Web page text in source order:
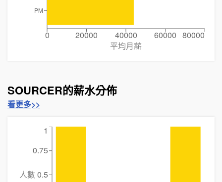
0 20000 40000 60000 80000
平均月薪
PM
SOURCER的薪水分佈
看更多>>
0.5
0.75
1
人數